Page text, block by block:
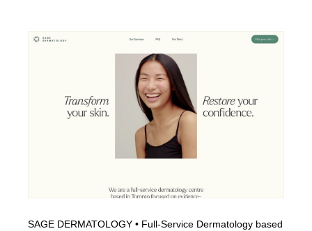
SAGE DERMATOLOGY • Full-Service Dermatology based